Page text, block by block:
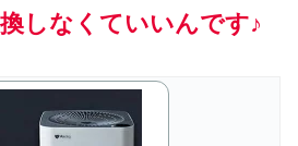
しなくていいんです♪